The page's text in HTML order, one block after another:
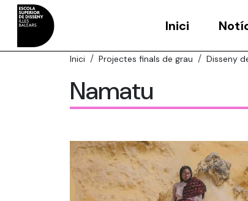
Inici
Inici Projectes finals de grau Disseny
Namatu